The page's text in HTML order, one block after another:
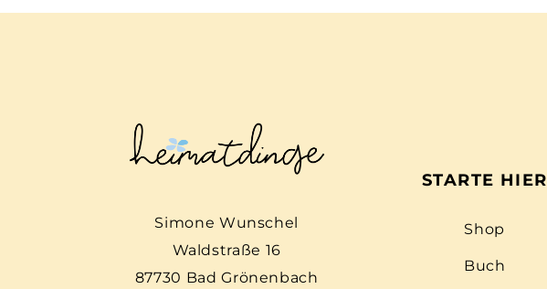
Simone Wunschel
Waldstraße 16
87730 Bad Grönenbach
STARTE HIER
Shop
Buch